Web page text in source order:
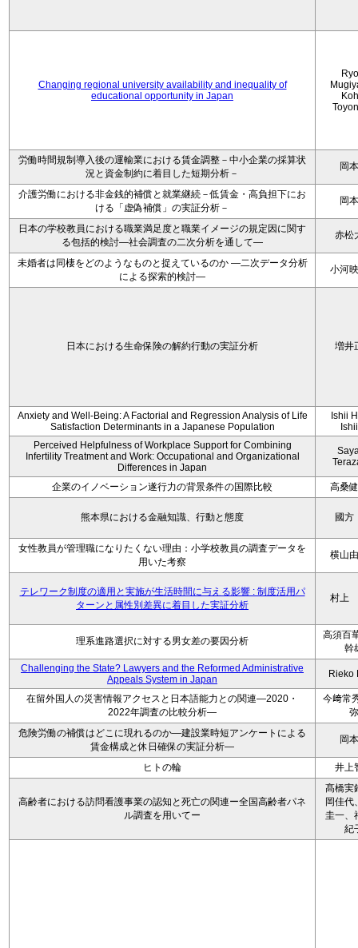
Changing regional university availability and inequality of
educational opportunity in Japan
労働時間規制導入後の運輸業における賃金調整－中小企業の採算状
況と資金制約に着目した短期分析－
岡
介護労働における非金銭的補償と就業継続－低賃金・高負担下にお
ける「虚偽補償」の実証分析－
岡
日本の学校教員における職業満足度と職業イメージの規定因に関す
る包括的検討―社会調査の二次分析を通して―
赤松
未婚者は同棲をどのようなものと捉えているのか —二次データ分析
による探索的検討—
小河
日本における生命保険の解約行動の実証分析 増井
Anxiety and Well-Being: A Factorial and Regression Analysis of Life
Satisfaction Determinants in a Japanese Population
Ishii
Perceived Helpfulness of Workplace Support for Combining
Infertility Treatment and Work: Occupational and Organizational
Differences in Japan
企業のイノベーション遂行力の背景条件の国際比較 高桑
熊本県における金融知識、行動と態度 國
女性教員が管理職になりたくない理由：小学校教員の調査データを
用いた考察
横山
テレワーク制度の適用と実施が生活時間に与える影響 : 制度活用パ
ターンと属性別差異に着目した実証分析
村上
理系進路選択に対する男女差の要因分析
高須百
幹
Challenging the State? Lawyers and the Reformed Administrative
Appeals System in Japan
Rieko
在留外国人の災害情報アクセスと日本語能力との関連―2020・
2022年調査の比較分析―
今﨑常
弥
危険労働の補償はどこに現れるのか―建設業時短アンケートによる
賃金構成と休日確保の実証分析―
岡
ヒトの輪 井上
高齢者における訪問看護事業の認知と死亡の関連ー全国高齢者パネ
ル調査を用いてー
髙橋実
岡佳代
圭一、
紀